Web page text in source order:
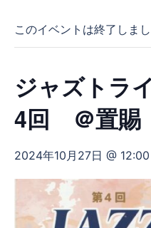
このイベントは終了しまし
ジャズトラ
4回 ＠置賜
2024年10月27日 @